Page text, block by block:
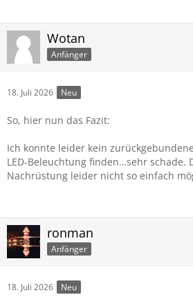
Wotan
Anfänger
18. Juli 2026 Neu
So, hier nun das Fazit:
Ich konnte leider kein
LED-Beleuchtung finden…sehr schade.
Nachrüstung leider nicht so einfach
ronman
Anfänger
18. Juli 2026 Neu